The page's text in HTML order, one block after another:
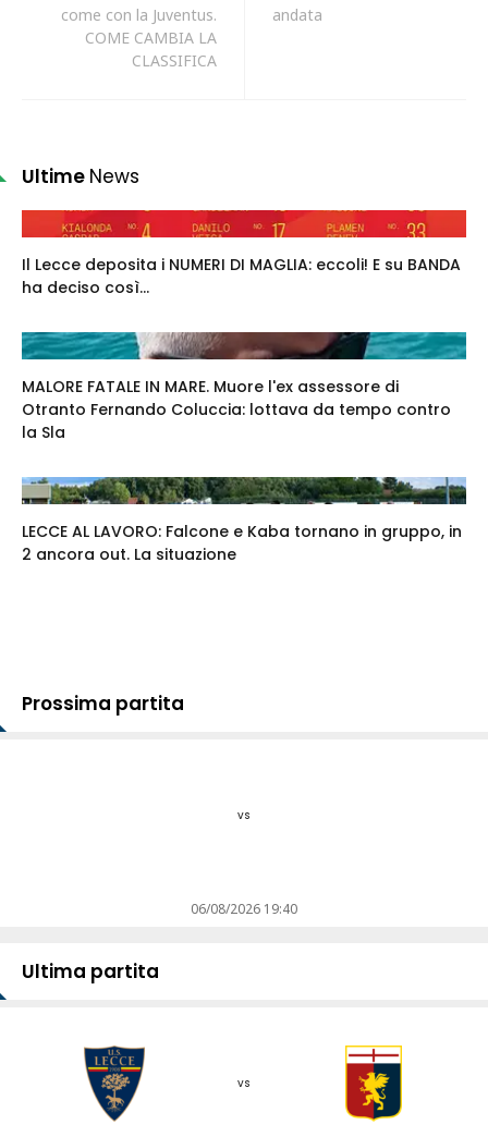
come con la Juventus.
COME CAMBIA LA
CLASSIFICA
andata
Ultime News
Il Lecce deposita i NUMERI DI MAGLIA: eccoli! E su BANDA
ha deciso così...
MALORE FATALE IN MARE. Muore l'ex assessore di
Otranto Fernando Coluccia: lottava da tempo contro
la Sla
LECCE AL LAVORO: Falcone e Kaba tornano in gruppo, in
2 ancora out. La situazione
Prossima partita
vs
06/08/2026 19:40
Ultima partita
vs